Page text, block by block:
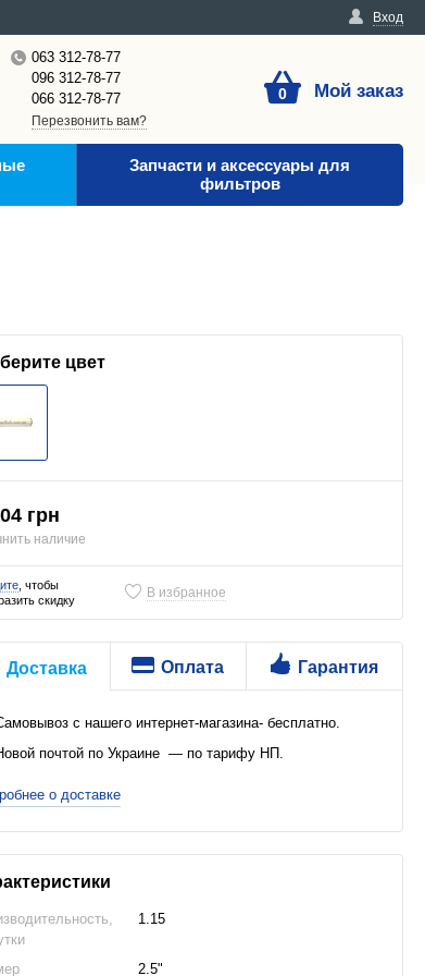
Вход
063 312-78-77
096 312-78-77
066 312-78-77
Перезвонить вам?
0 Мой заказ
Запчасти и аксессуары для
фильтров
цвет
грн
наличие
, чтобы
скидку
В избранное
Доставка Оплата Гарантия
с нашего интернет-магазина- бесплатно.
почтой по Украине — по тарифу НП.
о доставке
1.15
2.5"